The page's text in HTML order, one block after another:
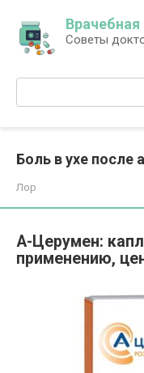
контенту
Врачебная
Советы
Поиск:
Боль в ухе после
Лор
А-Церумен:
применению,